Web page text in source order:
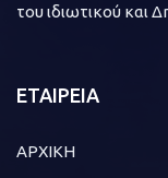
του ιδιωτικού και
ΕΤΑΙΡΕΙΑ
ΑΡΧΙΚΗ